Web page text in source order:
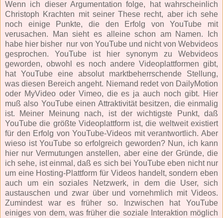
Wenn ich dieser Argumentation folge, hat wahrscheinlich
Christoph Krachten mit seiner These recht, aber ich sehe
noch einige Punkte, die den Erfolg von YouTube mit
verusachen. Man sieht es alleine schon am Namen. Ich
habe hier bisher nur von YouTube und nicht von Webvideos
gesprochen. YouTube ist hier synonym zu Webvideos
geworden, obwohl es noch andere Videoplattformen gibt,
hat YouTube eine absolut marktbeherrschende Stellung,
was diesen Bereich angeht. Niemand redet von DailyMotion
oder MyVideo oder Vimeo, die es ja auch noch gibt. Hier
muß also YouTube einen Attraktivität besitzen, die einmalig
ist. Meiner Meinung nach, ist der wichtigste Punkt, daß
YouTube die größte Videoplattform ist, die weltweit existiert
für den Erfolg von YouTube-Videos mit verantwortlich. Aber
wieso ist YouTube so erfolgreich geworden? Nun, ich kann
hier nur Vermutungen anstellen, aber eine der Gründe, die
ich sehe, ist einmal, daß es sich bei YouTube eben nicht nur
um eine Hosting-Plattform für Videos handelt, sondern eben
auch um ein soziales Netzwerk, in dem die User, sich
austauschen und zwar über und vornehmlich mit Videos.
Zumindest war es früher so. Inzwischen hat YouTube
einiges von dem, was früher die soziale Interaktion möglich